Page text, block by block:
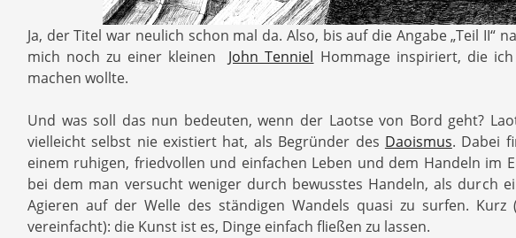
Ja, der Titel war neulich schon mal da. Also, bis auf die Angabe „Teil II“
mich noch zu einer kleinen John Tenniel Hommage inspiriert, die
machen wollte.
Und was soll das nun bedeuten, wenn der Laotse von Bord geht?
vielleicht selbst nie existiert hat, als Begründer des Daoismus. Dabei
einem ruhigen, friedvollen und einfachen Leben und dem Handeln im
bei dem man versucht weniger durch bewusstes Handeln, als durch
Agieren auf der Welle des ständigen Wandels quasi zu surfen.
vereinfacht): die Kunst ist es, Dinge einfach fließen zu lassen.